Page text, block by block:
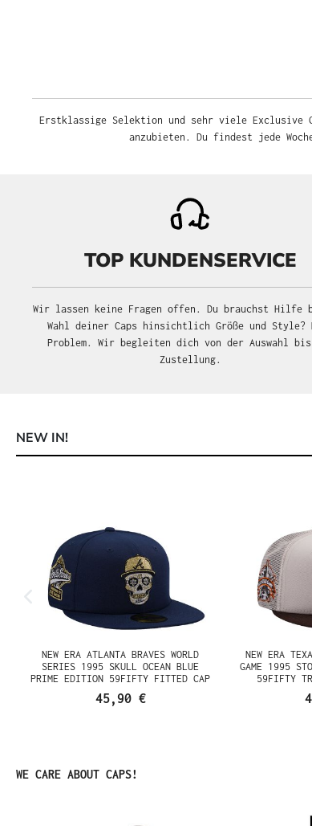
Erstklassige Selektion und sehr viele Exclusive
findest jede Woche
TOP KUNDENSERVICE
Wir lassen keine Fragen offen. Du brauchst Hilfe bei
deiner Caps hinsichtlich Größe und Style? Kein
begleiten dich von der Auswahl bis zur Zustellung.
NEW IN!
NEW ERA ATLANTA BRAVES
WORLD SERIES 1995 SKULL
OCEAN BLUE PRIME EDITION
59FIFTY FITTED CAP
45,90 €
NEW ERA
STAR
TONE
Produktgalerie überspringen
WE CARE ABOUT CAPS!